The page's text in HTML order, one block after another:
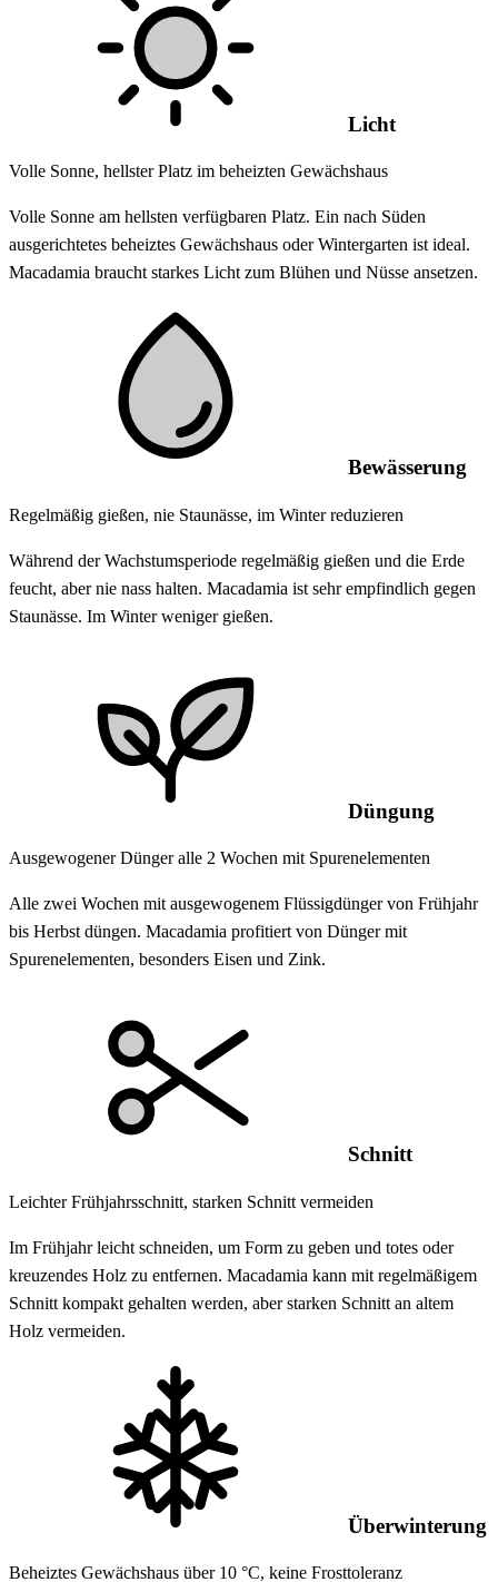
Licht
Volle Sonne, hellster Platz im beheizten Gewächshaus
Volle Sonne am hellsten verfügbaren Platz. Ein nach Süden
ausgerichtetes beheiztes Gewächshaus oder Wintergarten ist ideal.
Macadamia braucht starkes Licht zum Blühen und Nüsse ansetzen.
Bewässerung
Regelmäßig gießen, nie Staunässe, im Winter reduzieren
Während der Wachstumsperiode regelmäßig gießen und die Erde
feucht, aber nie nass halten. Macadamia ist sehr empfindlich gegen
Staunässe. Im Winter weniger gießen.
Düngung
Ausgewogener Dünger alle 2 Wochen mit Spurenelementen
Alle zwei Wochen mit ausgewogenem Flüssigdünger von Frühjahr
bis Herbst düngen. Macadamia profitiert von Dünger mit
Spurenelementen, besonders Eisen und Zink.
Schnitt
Leichter Frühjahrsschnitt, starken Schnitt vermeiden
Im Frühjahr leicht schneiden, um Form zu geben und totes oder
kreuzendes Holz zu entfernen. Macadamia kann mit regelmäßigem
Schnitt kompakt gehalten werden, aber starken Schnitt an altem
Holz vermeiden.
Überwinterung
Beheiztes Gewächshaus über 10 °C, keine Frosttoleranz